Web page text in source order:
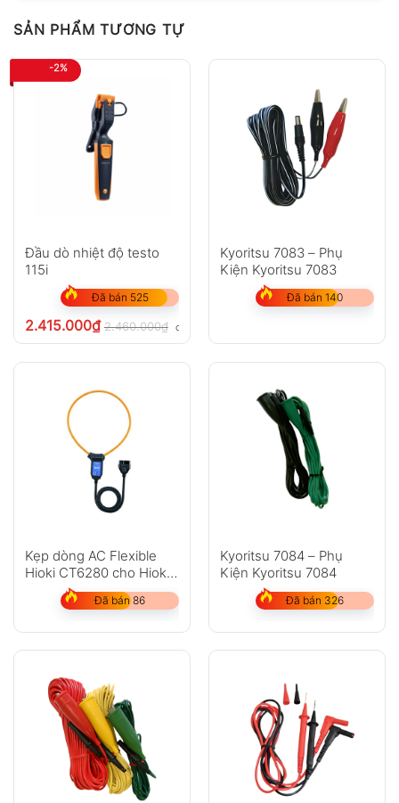
SẢN PHẨM TƯƠNG TỰ
-2%
Đầu dò nhiệt độ testo
115i
Đã bán 525
2.415.000₫ 2.460.000₫ chưa VAT 8%
Kyoritsu 7083 – Phụ
Kiện Kyoritsu 7083
Đã bán 140
Kẹp dòng AC Flexible
Hioki CT6280 cho Hioki
3280-10F
Đã bán 86
Kyoritsu 7084 – Phụ
Kiện Kyoritsu 7084
Đã bán 326